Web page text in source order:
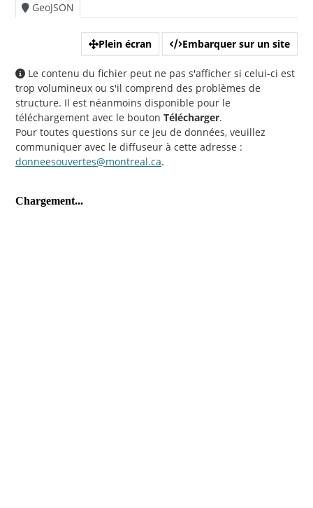
GeoJSON
Plein écran Embarquer sur un site
Le contenu du fichier peut ne pas s'afficher si celui-ci est
trop volumineux ou s'il comprend des problèmes de
structure. Il est néanmoins disponible pour le
téléchargement avec le bouton Télécharger.
Pour toutes questions sur ce jeu de données, veuillez
communiquer avec le diffuseur à cette adresse :
donneesouvertes@montreal.ca.